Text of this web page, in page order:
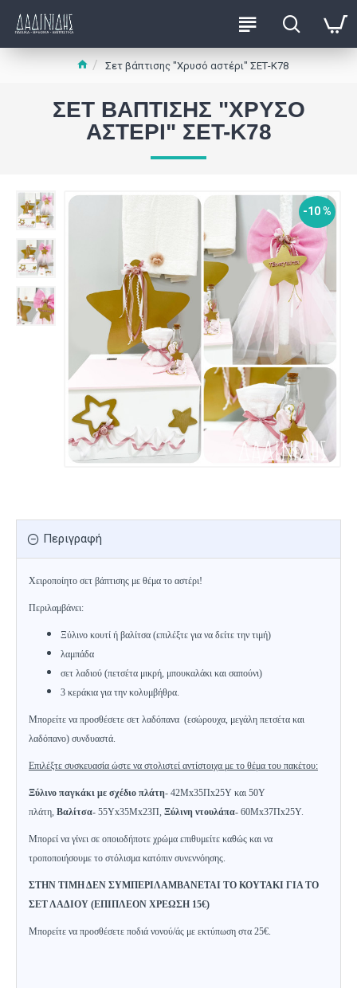
Σετ βάπτισης "Χρυσό αστέρι" ΣΕΤ-Κ78
ΣΕΤ ΒΆΠΤΙΣΗΣ "ΧΡΥΣΌ
ΑΣΤΈΡΙ" ΣΕΤ-Κ78
-10 %
Περιγραφή
Χειροποίητο σετ βάπτισης με θέμα το αστέρι!
Περιλαμβάνει:
Ξύλινο κουτί ή βαλίτσα (επιλέξτε για να δείτε την τιμή)
λαμπάδα
σετ λαδιού (πετσέτα μικρή, μπουκαλάκι και σαπούνι)
3 κεράκια για την κολυμβήθρα.
Μπορείτε να προσθέσετε σετ λαδόπανα (εσώρουχα, μεγάλη πετσέτα και
λαδόπανο) συνδυαστά.
Επιλέξτε συσκευασία ώστε να στολιστεί αντίστοιχα με το θέμα του πακέτου:
Ξύλινο παγκάκι με σχέδιο πλάτη- 42Μx35Πx25Υ και 50Υ
πλάτη, Βαλίτσα- 55Υx35Μx23Π, Ξύλινη ντουλάπα- 60Μx37Πx25Υ.
Μπορεί να γίνει σε οποιοδήποτε χρώμα επιθυμείτε καθώς και να
τροποποιήσουμε το στόλισμα κατόπιν συνεννόησης.
ΣΤΗΝ ΤΙΜΗ ΔΕΝ ΣΥΜΠΕΡΙΛΑΜΒΑΝΕΤΑΙ ΤΟ ΚΟΥΤΑΚΙ ΓΙΑ ΤΟ
ΣΕΤ ΛΑΔΙΟΥ (ΕΠΙΠΛΕΟΝ ΧΡΕΩΣΗ 15€)
Μπορείτε να προσθέσετε ποδιά νονού/άς με εκτύπωση στα 25€.